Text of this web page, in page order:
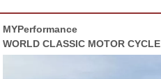
MYPerformance
WORLD CLASSIC MOTOR CYCLE